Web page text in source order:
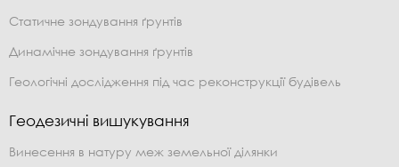
Статичне зондування ґрунтів
Динамічне зондування ґрунтів
Геологічні дослідження під час реконструкції будівель
Геодезичні вишукування
Винесення в натуру меж земельної ділянки